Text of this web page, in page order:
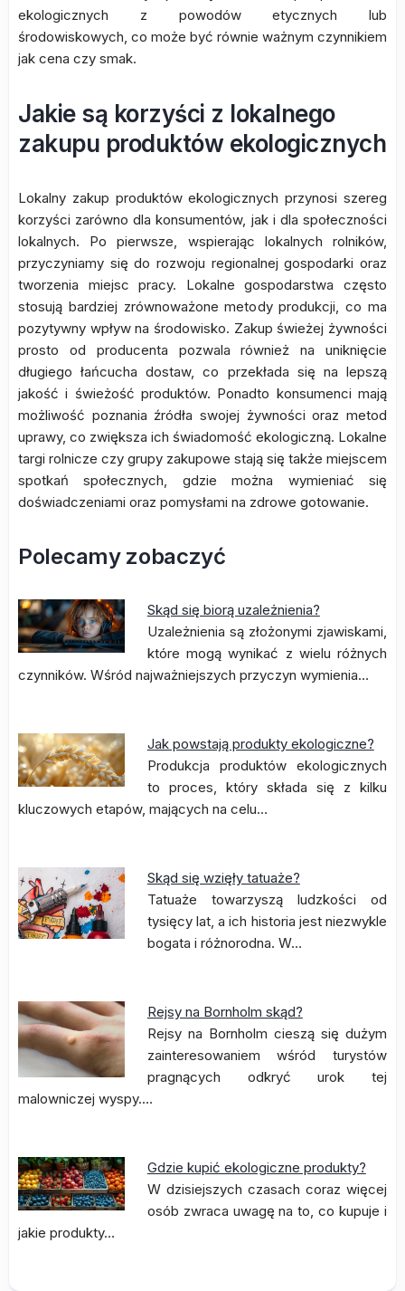
ekologicznych z powodów etycznych lub
środowiskowych, co może być równie ważnym czynnikiem
jak cena czy smak.
Jakie są korzyści z lokalnego
zakupu produktów ekologicznych
Lokalny zakup produktów ekologicznych przynosi szereg
korzyści zarówno dla konsumentów, jak i dla społeczności
lokalnych. Po pierwsze, wspierając lokalnych rolników,
przyczyniamy się do rozwoju regionalnej gospodarki oraz
tworzenia miejsc pracy. Lokalne gospodarstwa często
stosują bardziej zrównoważone metody produkcji, co ma
pozytywny wpływ na środowisko. Zakup świeżej żywności
prosto od producenta pozwala również na uniknięcie
długiego łańcucha dostaw, co przekłada się na lepszą
jakość i świeżość produktów. Ponadto konsumenci mają
możliwość poznania źródła swojej żywności oraz metod
uprawy, co zwiększa ich świadomość ekologiczną. Lokalne
targi rolnicze czy grupy zakupowe stają się także miejscem
spotkań społecznych, gdzie można wymieniać się
doświadczeniami oraz pomysłami na zdrowe gotowanie.
Polecamy zobaczyć
Skąd się biorą uzależnienia?
Uzależnienia są złożonymi zjawiskami,
które mogą wynikać z wielu różnych
czynników. Wśród najważniejszych przyczyn wymienia…
Jak powstają produkty ekologiczne?
Produkcja produktów ekologicznych
to proces, który składa się z kilku
kluczowych etapów, mających na celu…
Skąd się wzięły tatuaże?
Tatuaże towarzyszą ludzkości od
tysięcy lat, a ich historia jest niezwykle
bogata i różnorodna. W…
Rejsy na Bornholm skąd?
Rejsy na Bornholm cieszą się dużym
zainteresowaniem wśród turystów
pragnących odkryć urok tej
malowniczej wyspy.…
Gdzie kupić ekologiczne produkty?
W dzisiejszych czasach coraz więcej
osób zwraca uwagę na to, co kupuje i
jakie produkty…